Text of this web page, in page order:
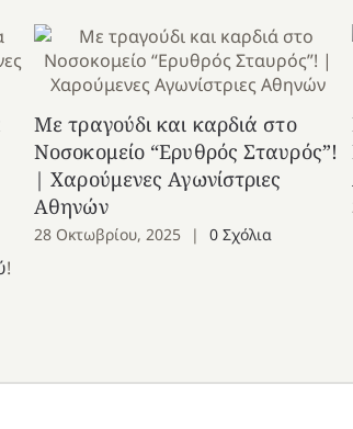
Με τραγούδι και καρδιά στο
Νοσοκομείο “Ερυθρός Σταυρός”!
| Χαρούμενες Αγωνίστριες
Αθηνών
28 Οκτωβρίου, 2025 | 0 Σχόλια
!